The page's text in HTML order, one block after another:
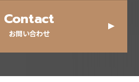
Contact
お問い合わせ